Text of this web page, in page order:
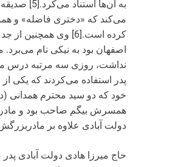
به آن‌ها
می‌کند که «دختری فاضله» و
کرده است.[6] وی
اصفهان بود به نیکی نام
نداشت، روزی سه مرتبه درس
خود که دو سید محترم همدانی (دو
دولت آبادی علاوه بر
حاج میرزا هادی دولت آبادی